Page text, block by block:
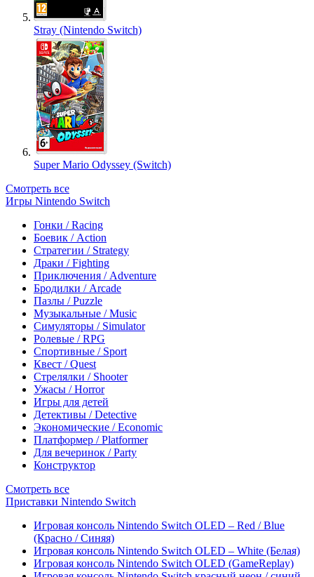
Stray (Nintendo Switch)
Super Mario Odyssey (Switch)
Смотреть все
Игры Nintendo Switch
Гонки / Racing
Боевик / Action
Стратегии / Strategy
Драки / Fighting
Приключения / Adventure
Бродилки / Arcade
Пазлы / Puzzle
Музыкальные / Music
Симуляторы / Simulator
Ролевые / RPG
Спортивные / Sport
Квест / Quest
Стрелялки / Shooter
Ужасы / Horror
Игры для детей
Детективы / Detective
Экономические / Economic
Платформер / Platformer
Для вечеринок / Party
Конструктор
Смотреть все
Приставки Nintendo Switch
Игровая консоль Nintendo Switch OLED – Red / Blue
(Красно / Синяя)
Игровая консоль Nintendo Switch OLED – White (Белая)
Игровая консоль Nintendo Switch OLED (GameReplay)